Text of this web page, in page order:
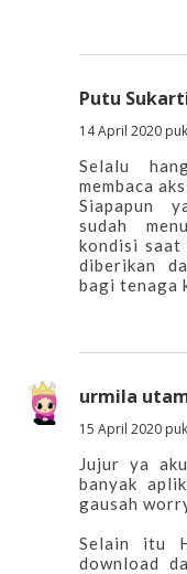
Putu
14 April 2020
Selalu
membaca
Siapapun
sudah
kondisi saat
diberikan
bagi tenaga
urmila
15 April 2020
Jujur ya
banyak
gausah
Selain itu
download